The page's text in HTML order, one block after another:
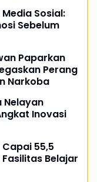
Sosial:
Sebelum
Paparkan
Perang
Narkoba
Nelayan
Inovasi
Capai 55,5
Fasilitas Belajar